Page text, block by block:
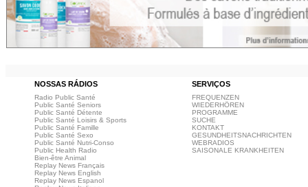
NOSSAS RÁDIOS SERVIÇOS
Radio Public Santé
Public Santé Seniors
Public Santé Détente
Public Santé Loisirs & Sports
Public Santé Famille
Public Santé Sexo
Public Santé Nutri-Conso
Public Health Radio
Bien-être Animal
Replay News Français
Replay News English
Replay News Espanol
FREQUENZEN
WIEDERHÖREN
PROGRAMME
SUCHE
KONTAKT
GESUNDHEITSNACHRICHTEN
WEBRADIOS
SAISONALE KRANKHEITEN